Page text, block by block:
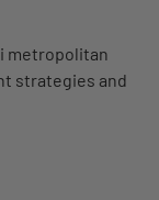
metropolitan
strategies and